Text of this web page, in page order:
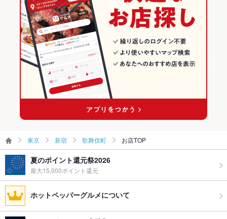
その他設備
カラオケ・ＤＶＤ（ブルーレイも可）・52インチＴＶ・ＶＩＰ
個室・撮影データお渡し可
その他
飲み放題 あり ：コース利用時のみ。外からの持ち込みもOKです♪
あり ：通年でチーズタッカルビ食べ放題/冬期限定でおでん食べ
放題コースなどご用意！
カクテル充実、焼酎充実、ワイン充実
ウェディン
グパーティ
ー二次会
各種コースをご用意。まずはご要望をお聞かせください！
お祝い・サ
プライズ対
応
可
新宿のパーティーランキング
歌舞伎町のグルメランキング
歌舞伎町のカラオケ・パーティランキング
東京 新宿 歌舞伎町 お店TOP
夏のポイント還元祭2026
最大15,000ポイント還元
ホットペッパーグルメについて